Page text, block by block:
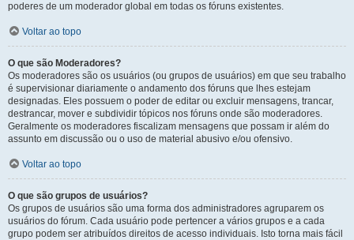
poderes de um moderador global em todas os fóruns existentes.
Voltar ao topo
O que são Moderadores?
Os moderadores são os usuários (ou grupos de usuários) em que seu trabalho
é supervisionar diariamente o andamento dos fóruns que lhes estejam
designadas. Eles possuem o poder de editar ou excluir mensagens, trancar,
destrancar, mover e subdividir tópicos nos fóruns onde são moderadores.
Geralmente os moderadores fiscalizam mensagens que possam ir além do
assunto em discussão ou o uso de material abusivo e/ou ofensivo.
Voltar ao topo
O que são grupos de usuários?
Os grupos de usuários são uma forma dos administradores agruparem os
usuários do fórum. Cada usuário pode pertencer a vários grupos e a cada
grupo podem ser atribuídos direitos de acesso individuais. Isto torna mais fácil